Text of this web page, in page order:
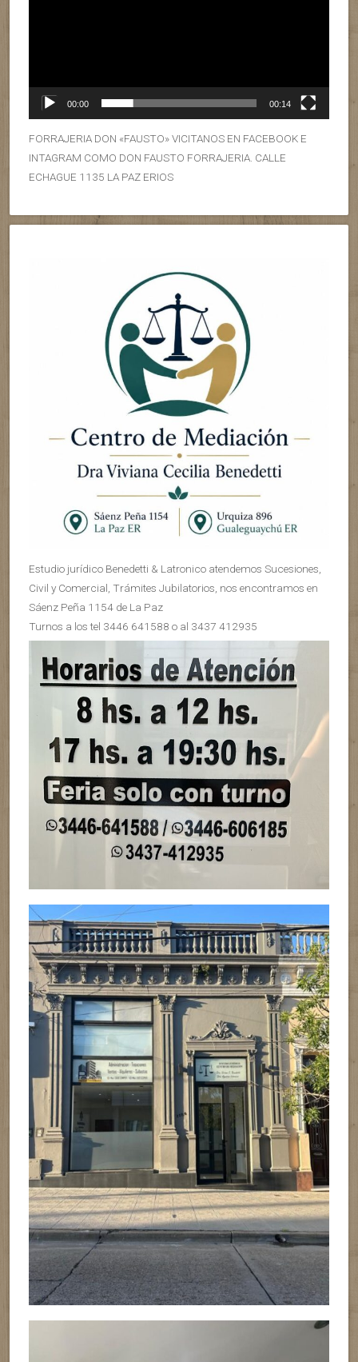
00:00 00:14
FORRAJERIA DON «FAUSTO» VICITANOS EN FACEBOOK E
INTAGRAM COMO DON FAUSTO FORRAJERIA. CALLE
ECHAGUE 1135 LA PAZ ERIOS
Estudio jurídico Benedetti & Latronico atendemos Sucesiones,
Civil y Comercial, Trámites Jubilatorios, nos encontramos en
Sáenz Peña 1154 de La Paz
Turnos a los tel 3446 641588 o al 3437 412935